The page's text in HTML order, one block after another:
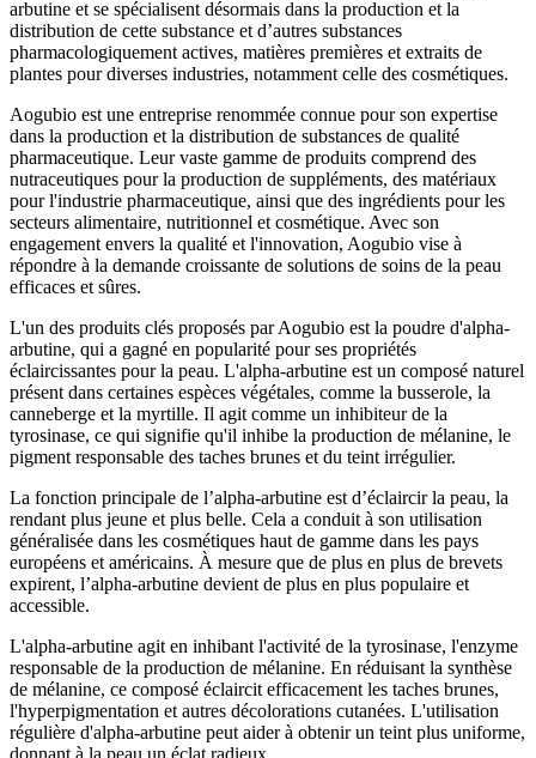
arbutine et se spécialisent désormais dans la production et la
distribution de cette substance et d’autres substances
pharmacologiquement actives, matières premières et extraits de
plantes pour diverses industries, notamment celle des cosmétiques.
Aogubio est une entreprise renommée connue pour son expertise
dans la production et la distribution de substances de qualité
pharmaceutique. Leur vaste gamme de produits comprend des
nutraceutiques pour la production de suppléments, des matériaux
pour l'industrie pharmaceutique, ainsi que des ingrédients pour les
secteurs alimentaire, nutritionnel et cosmétique. Avec son
engagement envers la qualité et l'innovation, Aogubio vise à
répondre à la demande croissante de solutions de soins de la peau
efficaces et sûres.
L'un des produits clés proposés par Aogubio est la poudre d'alpha-
arbutine, qui a gagné en popularité pour ses propriétés
éclaircissantes pour la peau. L'alpha-arbutine est un composé naturel
présent dans certaines espèces végétales, comme la busserole, la
canneberge et la myrtille. Il agit comme un inhibiteur de la
tyrosinase, ce qui signifie qu'il inhibe la production de mélanine, le
pigment responsable des taches brunes et du teint irrégulier.
La fonction principale de l’alpha-arbutine est d’éclaircir la peau, la
rendant plus jeune et plus belle. Cela a conduit à son utilisation
généralisée dans les cosmétiques haut de gamme dans les pays
européens et américains. À mesure que de plus en plus de brevets
expirent, l’alpha-arbutine devient de plus en plus populaire et
accessible.
L'alpha-arbutine agit en inhibant l'activité de la tyrosinase, l'enzyme
responsable de la production de mélanine. En réduisant la synthèse
de mélanine, ce composé éclaircit efficacement les taches brunes,
l'hyperpigmentation et autres décolorations cutanées. L'utilisation
régulière d'alpha-arbutine peut aider à obtenir un teint plus uniforme,